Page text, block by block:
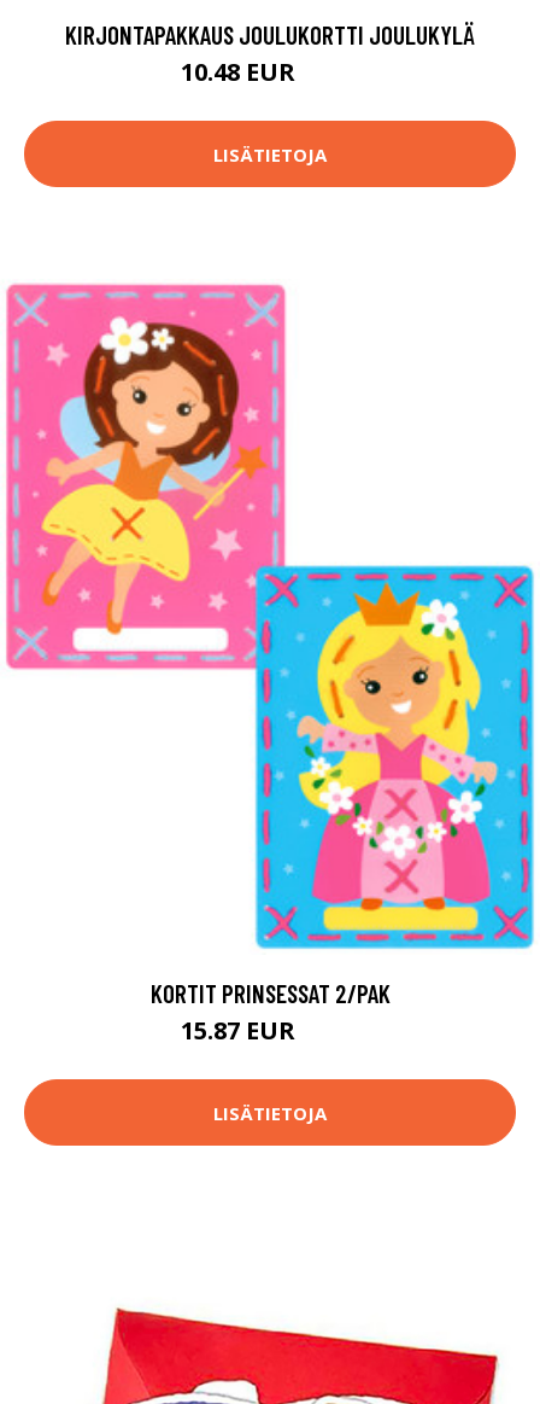
KIRJONTAPAKKAUS JOULUKORTTI JOULUKYLÄ
10.48 EUR
LISÄTIETOJA
KORTIT PRINSESSAT 2/PAK
15.87 EUR
LISÄTIETOJA